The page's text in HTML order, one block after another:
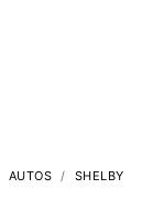
AUTOS SHELBY